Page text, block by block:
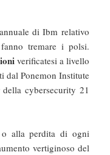
di Ibm relativo
tremare i polsi.
verificatesi a livello
dal Ponemon Institute
cybersecurity 21
alla perdita di ogni
vertiginoso del